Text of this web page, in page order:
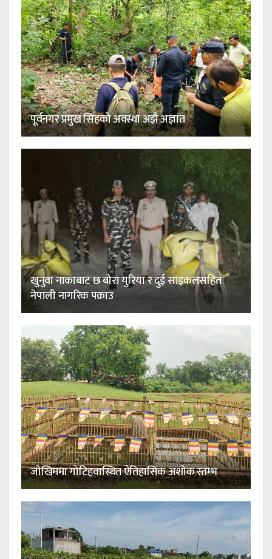
पूर्वनगर प्रमुख सिंहको अवस्था अझै अज्ञात
खुनुवा नाकाबाट छ बोरा युरिया र दुई साइकलसहित
नेपाली नागरिक पक्राउ
जोखिममा गोटिहवास्थित ऐतिहासिक अशोक स्तम्भ